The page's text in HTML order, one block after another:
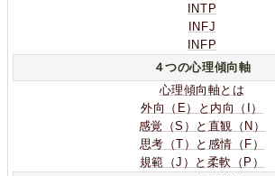
INTP
INFJ
INFP
４つの心理傾向軸
心理傾向軸とは
外向（E）と内向（I）
感覚（S）と直観（N）
思考（T）と感情（F）
規範（J）と柔軟（P）